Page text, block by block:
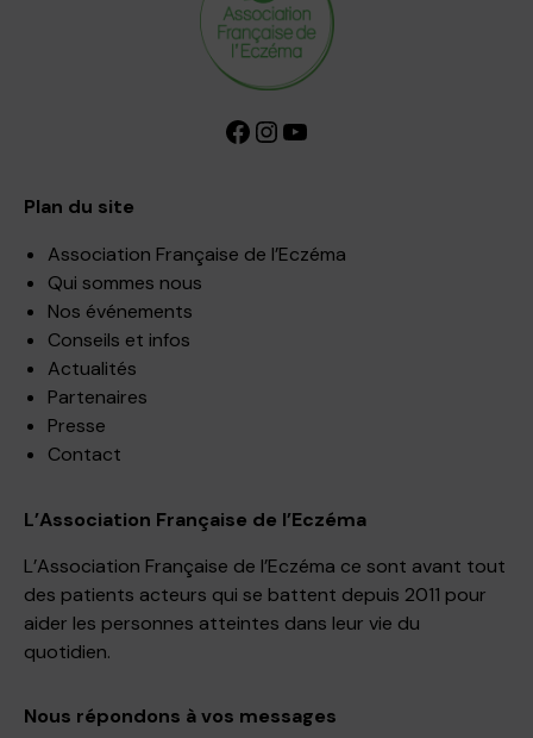
Facebook InstagramYouTube
Plan du site
Association Française de l’Eczéma
Qui sommes nous
Nos événements
Conseils et infos
Actualités
Partenaires
Presse
Contact
L’Association Française de l’Eczéma
L’Association Française de l’Eczéma ce sont avant tout
des patients acteurs qui se battent depuis 2011 pour
aider les personnes atteintes dans leur vie du
quotidien.
Nous répondons à vos messages